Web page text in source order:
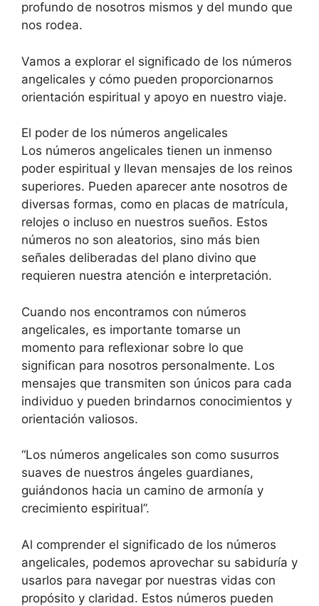
profundo de nosotros mismos y del mundo que
nos rodea.
Vamos a explorar el significado de los números
angelicales y cómo pueden proporcionarnos
orientación espiritual y apoyo en nuestro viaje.
El poder de los números angelicales
Los números angelicales tienen un inmenso
poder espiritual y llevan mensajes de los reinos
superiores. Pueden aparecer ante nosotros de
diversas formas, como en placas de matrícula,
relojes o incluso en nuestros sueños. Estos
números no son aleatorios, sino más bien
señales deliberadas del plano divino que
requieren nuestra atención e interpretación.
Cuando nos encontramos con números
angelicales, es importante tomarse un
momento para reflexionar sobre lo que
significan para nosotros personalmente. Los
mensajes que transmiten son únicos para cada
individuo y pueden brindarnos conocimientos y
orientación valiosos.
“Los números angelicales son como susurros
suaves de nuestros ángeles guardianes,
guiándonos hacia un camino de armonía y
crecimiento espiritual”.
Al comprender el significado de los números
angelicales, podemos aprovechar su sabiduría y
usarlos para navegar por nuestras vidas con
propósito y claridad. Estos números pueden